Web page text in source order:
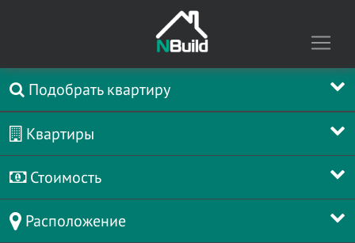
Подобрать квартиру
Квартиры
Стоимость
Расположение